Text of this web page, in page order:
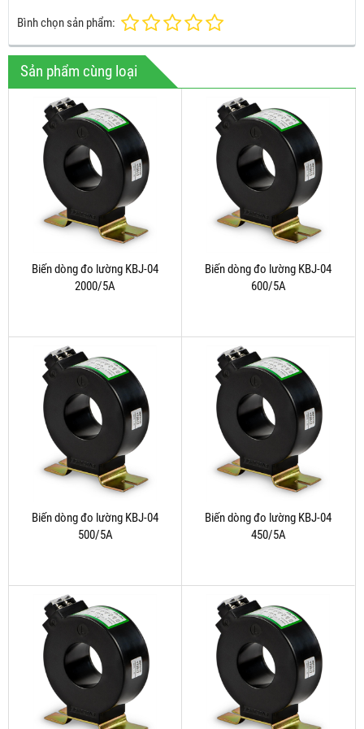
Bình chọn sản phẩm:
Sản phẩm cùng loại
Biến dòng đo lường KBJ-04
2000/5A
Biến dòng đo lường KBJ-04
600/5A
Biến dòng đo lường KBJ-04
500/5A
Biến dòng đo lường KBJ-04
450/5A